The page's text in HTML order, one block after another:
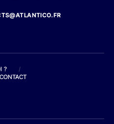
?
/
CONTACT